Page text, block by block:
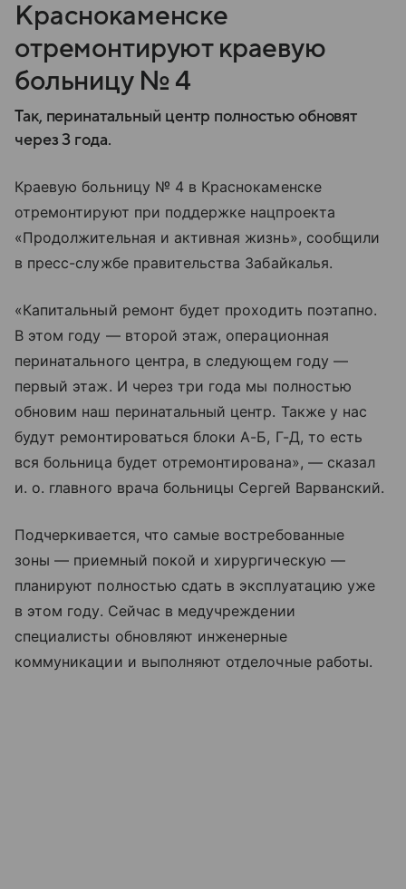
Краснокаменске
отремонтируют краевую
больницу № 4
Так, перинатальный центр полностью обновят
через 3 года.
Краевую больницу № 4 в Краснокаменске
отремонтируют при поддержке нацпроекта
«Продолжительная и активная жизнь», сообщили
в пресс-службе правительства Забайкалья.
«Капитальный ремонт будет проходить поэтапно.
В этом году — второй этаж, операционная
перинатального центра, в следующем году —
первый этаж. И через три года мы полностью
обновим наш перинатальный центр. Также у нас
будут ремонтироваться блоки А-Б, Г-Д, то есть
вся больница будет отремонтирована», — сказал
и. о. главного врача больницы Сергей Варванский.
Подчеркивается, что самые востребованные
зоны — приемный покой и хирургическую —
планируют полностью сдать в эксплуатацию уже
в этом году. Сейчас в медучреждении
специалисты обновляют инженерные
коммуникации и выполняют отделочные работы.